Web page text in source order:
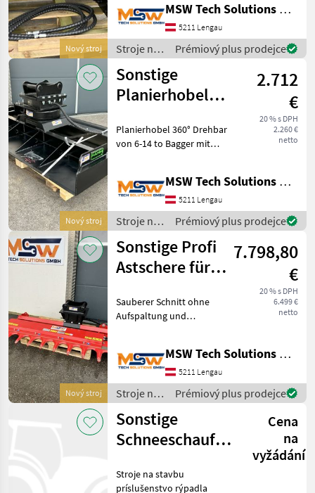
Nový stroj
Bagger, 360° Drehbar,
Öffnungsweite 770mm,
Schalenbreite 35
MSW Tech Solutions GmbH
5211 Lengau
Stroje na
stavbu /
Sonstige
Prémiový plus prodejce
Nový stroj
Sonstige
Planierhobel
von 6-14 to
2.712
€
20 % s DPH
2.260 €
netto
Planierhobel 360° Drehbar
von 6-14 to Bagger mit
Steigern Sie die Effizienz
Ihres Minibaggers mit
unserem vielsei
MSW Tech Solutions GmbH
5211 Lengau
Stroje na
stavbu /
Sonstige
Prémiový plus prodejce
Nový stroj
Sonstige Profi
Astschere für
14to
7.798,80
€
20 % s DPH
6.499 €
netto
Sauberer Schnitt ohne
Aufspaltung und
Professionellen Einsatz
geeignet • Schnelles
Freischneiden von Straßen,
Wegen, Wa
MSW Tech Solutions GmbH
5211 Lengau
Stroje na
stavbu /
Sonstige
Prémiový plus prodejce
Sonstige
Schneeschaufel
WA70/WA80
Cena
na
vyžádání
Stroje na stavbu
príslušenstvo rýpadla